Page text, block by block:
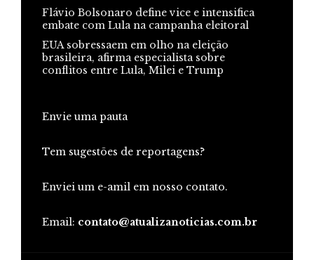
Flávio Bolsonaro define vice e intensifica
embate com Lula na campanha eleitoral
EUA sobressaem em olho na eleição
brasileira, afirma especialista sobre
conflitos entre Lula, Milei e Trump
Envie uma pauta
Tem sugestões de reportagens?
Enviei um e-amil em nosso contato.
Email: contato@atualizanoticias.com.br